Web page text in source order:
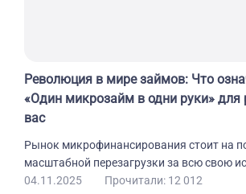
Революция в мире займов: Что
«Один микрозайм в одни руки» для
вас
Рынок микрофинансирования стоит на
масштабной перезагрузки за всю свою
04.11.2025
Прочитали: 12 012